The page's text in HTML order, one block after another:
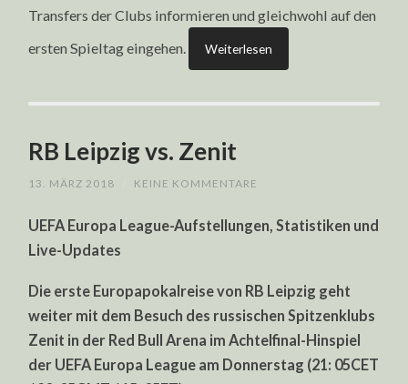
Transfers der Clubs informieren und gleichwohl auf den
ersten Spieltag eingehen.
Weiterlesen
RB Leipzig vs. Zenit
13. MÄRZ 2018 KEINE KOMMENTARE
UEFA Europa League-Aufstellungen, Statistiken und
Live-Updates
Die erste Europapokalreise von RB Leipzig geht
weiter mit dem Besuch des russischen Spitzenklubs
Zenit in der Red Bull Arena im Achtelfinal-Hinspiel
der UEFA Europa League am Donnerstag (21: 05CET